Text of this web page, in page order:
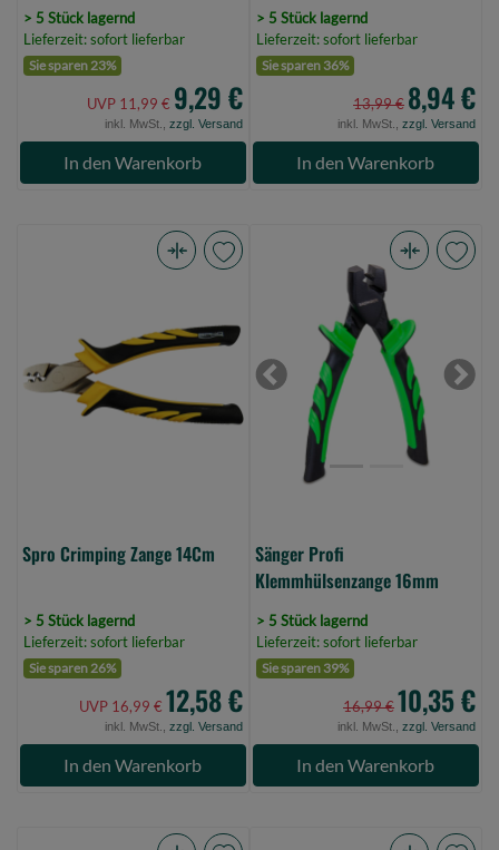
> 5 Stück lagernd
Lieferzeit: sofort lieferbar
Sie sparen 23%
UVP 11,99 € 9,29 €
inkl. MwSt., zzgl. Versand
In den Warenkorb
> 5 Stück lagernd
Lieferzeit: sofort lieferbar
Sie sparen 36%
13,99 € 8,94 €
inkl. MwSt., zzgl. Versand
In den Warenkorb
(Bild
Spro Crimping Zange 14Cm
> 5 Stück lagernd
Lieferzeit: sofort lieferbar
Sie sparen 26%
UVP 16,99 € 12,58 €
inkl. MwSt., zzgl. Versand
In den Warenkorb
Klemmhülsenzange
16mm
(BildPrevious Next
Sänger Profi
Klemmhülsenzange 16mm
> 5 Stück lagernd
Lieferzeit: sofort lieferbar
Sie sparen 39%
16,99 €10,35 €
inkl. MwSt., zzgl. Versand
In den Warenkorb